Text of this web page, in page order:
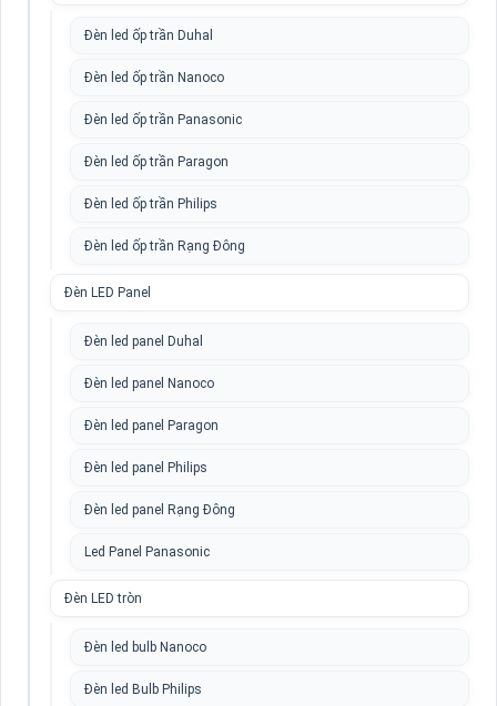
Đèn led ốp trần Duhal
Đèn led ốp trần Nanoco
Đèn led ốp trần Panasonic
Đèn led ốp trần Paragon
Đèn led ốp trần Philips
Đèn led ốp trần Rạng Đông
Đèn LED Panel
Đèn led panel Duhal
Đèn led panel Nanoco
Đèn led panel Paragon
Đèn led panel Philips
Đèn led panel Rạng Đông
Led Panel Panasonic
Đèn LED tròn
Đèn led bulb Nanoco
Đèn led Bulb Philips